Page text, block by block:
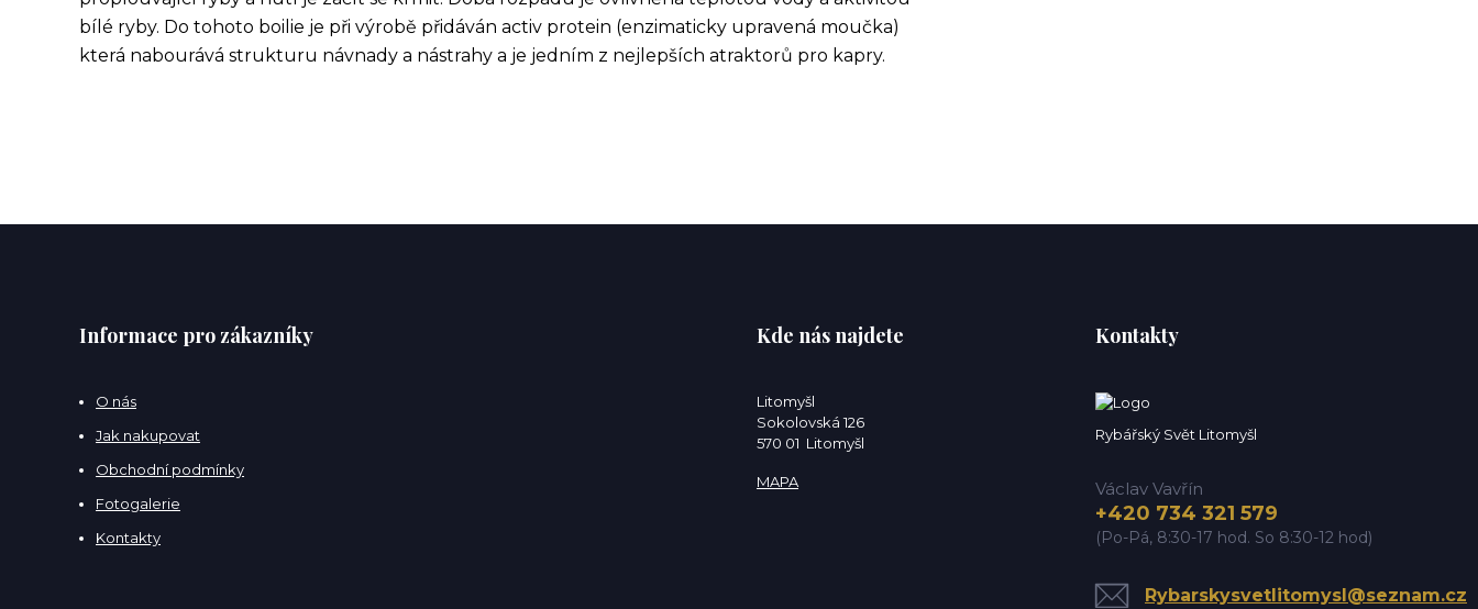
bílé ryby. Do tohoto boilie je při výrobě přidáván activ protein (enzimaticky upravená moučka)
která nabourává strukturu návnady a nástrahy a je jedním z nejlepších atraktorů pro kapry.
Informace pro zákazníky
O nás
Jak nakupovat
Obchodní podmínky
Fotogalerie
Kontakty
Kde nás najdete
Litomyšl
Sokolovská 126
570 01 Litomyšl
MAPA
Kontakty
Rybářský Svět Litomyšl
Václav Vavřín
+420 734 321 579
(Po-Pá, 8:30-17 hod. So 8:30-12 hod)
Rybarskysvetlitomysl@seznam.cz